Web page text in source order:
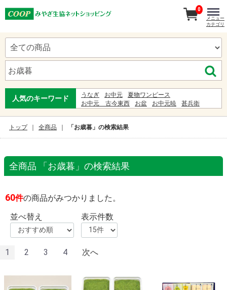
人気のキーワード うなぎ お中元
夏物ワンピース
お中元 古今東西
お盆 お中元暁
甚兵衛
ゆかた
ギフト стб 1400-2023 читать
ジンベイ
0
メニュー
カテゴリ
トップ 全商品 「お歳暮」の検索結果
全商品 「お歳暮」の検索結果
60件の商品がみつかりました。
並べ替え
表示件数
1 2 3 4 次へ